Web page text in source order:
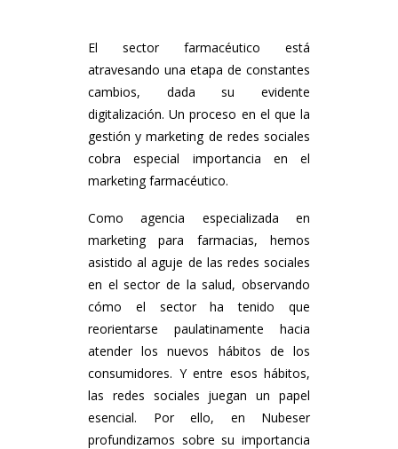
El sector farmacéutico está
atravesando una etapa de constantes
cambios, dada su evidente
digitalización. Un proceso en el que la
gestión y marketing de redes sociales
cobra especial importancia en el
marketing farmacéutico.
Como agencia especializada en
marketing para farmacias, hemos
asistido al aguje de las redes sociales
en el sector de la salud, observando
cómo el sector ha tenido que
reorientarse paulatinamente hacia
atender los nuevos hábitos de los
consumidores. Y entre esos hábitos,
las redes sociales juegan un papel
esencial. Por ello, en Nubeser
profundizamos sobre su importancia